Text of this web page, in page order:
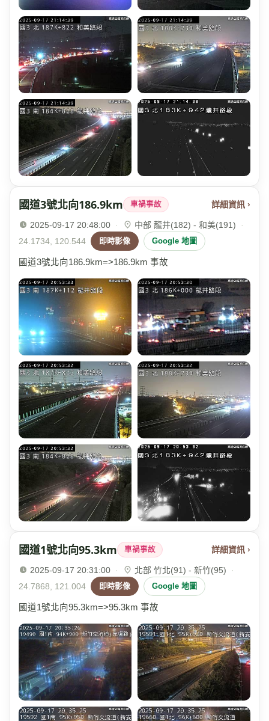
國道3號北向186.9km 車禍事故 詳細資訊 ›
2025-09-17 20:48:00 · 中部 龍井(182) - 和美(191)
·
24.1734, 120.544
即時影像 Google 地圖
國道3號北向186.9km=>186.9km 事故
國道1號北向95.3km 車禍事故 詳細資訊 ›
2025-09-17 20:31:00 · 北部 竹北(91) - 新竹(95)
·
24.7868, 121.004
即時影像 Google 地圖
國道1號北向95.3km=>95.3km 事故